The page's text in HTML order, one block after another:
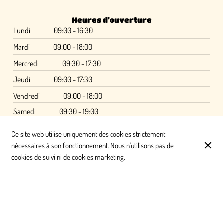
Heures d'ouverture
Lundi
09:00 - 16:30
Mardi
09:00 - 18:00
Mercredi
09:30 - 17:30
Jeudi
09:00 - 17:30
Vendredi
09:00 - 18:00
Samedi
09:30 - 19:00
Ce site web utilise uniquement des cookies strictement
nécessaires à son fonctionnement. Nous n'utilisons pas de
cookies de suivi ni de cookies marketing.